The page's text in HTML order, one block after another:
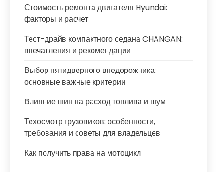
Стоимость ремонта двигателя Hyundai:
факторы и расчет
Тест-драйв компактного седана CHANGAN:
впечатления и рекомендации
Выбор пятидверного внедорожника:
основные важные критерии
Влияние шин на расход топлива и шум
Техосмотр грузовиков: особенности,
требования и советы для владельцев
Как получить права на мотоцикл